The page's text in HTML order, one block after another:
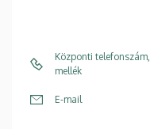
Központi telefonszám,
mellék
E-mail